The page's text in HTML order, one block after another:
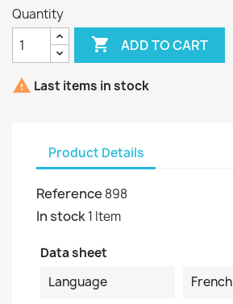
Quantity
 ADD TO CART
 Last items in stock
Product Details
Reference 898
In stock1 Item
Data sheet
Language
French